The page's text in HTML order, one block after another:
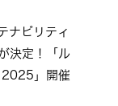
ナビリティ
決定！「ル
2025」開催